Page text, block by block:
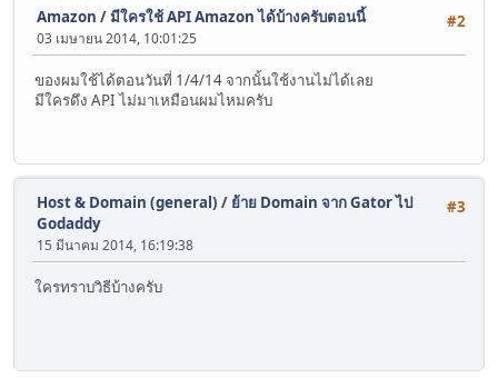
#2
Amazon / มีใครใช้ API Amazon ได้บ้างครับตอนนี้
03 เมษายน 2014, 10:01:25
ของผมใช้ได้ตอนวันที่ 1/4/14 จากนั้นใช้งานไม่ได้เลย
มีใครดึง API ไม่มาเหมือนผมไหมครับ
#3
Host & Domain (general) / ย้าย Domain จาก Gator ไป
Godaddy
15 มีนาคม 2014, 16:19:38
ใครทราบวิธีบ้างครับ